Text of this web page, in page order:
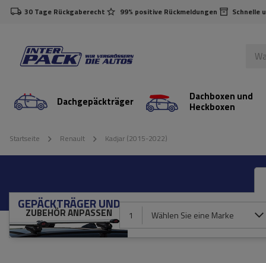
30 Tage Rückgaberecht 99% positive Rückmeldungen Schnelle
Dachgepäckträger Dachboxen und
Heckboxen
Startseite Renault Kadjar (2015-2022)
GEPÄCKTRÄGER UND
ZUBEHÖR ANPASSEN 1 Wählen Sie eine Marke